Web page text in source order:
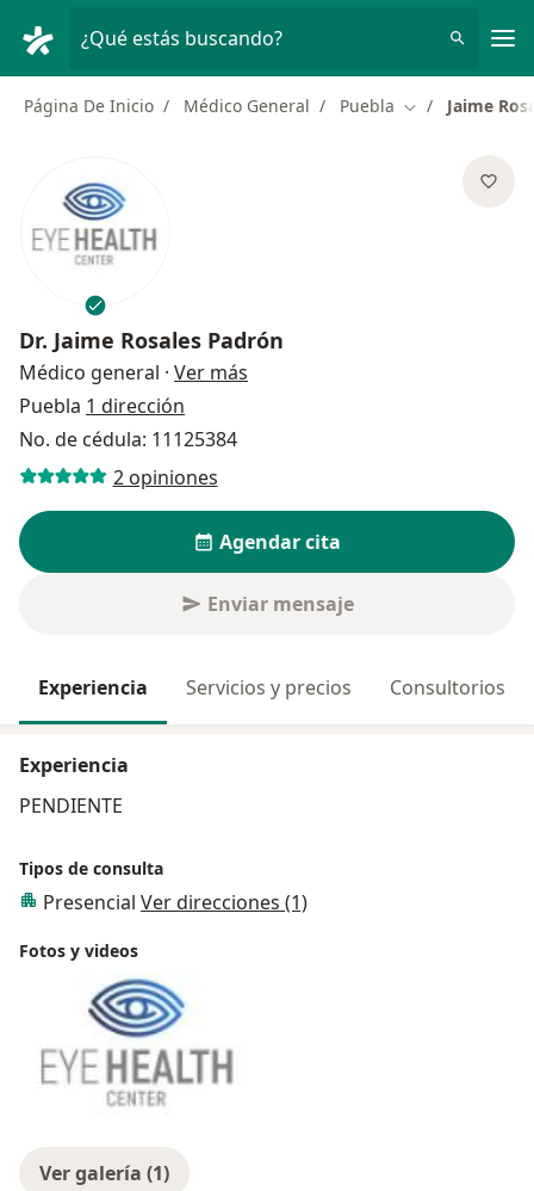
¿Qué estás buscando?
Página De Inicio Médico General Puebla Cambiar de
Jaime
Dr. Jaime Rosales Padrón
Médico general · Ver más
Puebla 1 dirección
No. de cédula: 11125384
2 opiniones
Agendar cita
Enviar mensaje
Experiencia Servicios y precios Consultorios
Experiencia
PENDIENTE
Tipos de consulta
Presencial Ver direcciones (1)
Fotos y videos
Ver galería (1)